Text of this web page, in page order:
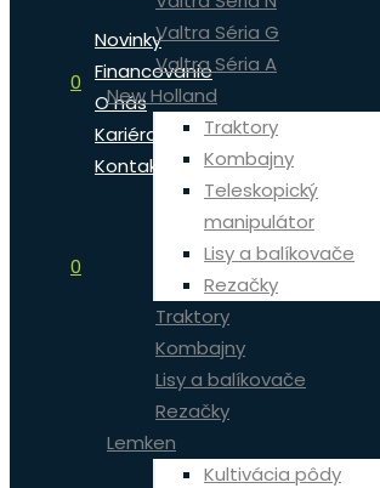
0
Novinky
Financovanie
O nás
Kariéra
Kontakt
0
Valtra Séria G
Valtra Séria A
New Holland
Traktory
Kombajny
Teleskopický
manipulátor
Lisy a balíkovače
Rezačky
Traktory
Kombajny
Lisy a balíkovače
Rezačky
Lemken
Kultivácia pôdy